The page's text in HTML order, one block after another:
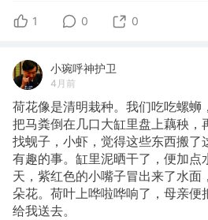
1 0 0
小琬呼神护卫
4月前
荷花像是清明栽种。我们吃吃螺蛳
把马粪倒在几口大缸里盘上藕秧，
找蚬子，小虾，觉得这些东西搬了
有趣的事。缸里泥晒干了，便加点
天，紫红色的小嘴子冒出来了水面
朵花。荷叶上哗啦哗响了，母亲便
给我送去。